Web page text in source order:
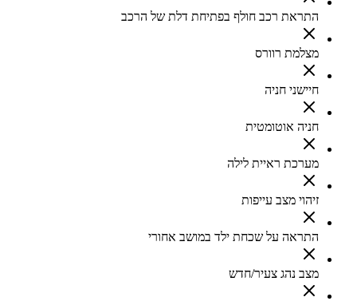
התראת רכב חולף בפתיחת דלת של הרכב
מצלמת רוורס
חיישני חניה
חניה אוטומטית
מערכת ראיית לילה
זיהוי מצב עייפות
התראה על שכחת ילד במושב אחורי
מצב נהג צעיר/חדש